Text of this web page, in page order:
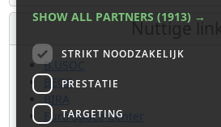
Nuttige links
B.USOC
BEOP
BIRA
Euro Space Center
SHOW ALL PARTNERS (1913) →
STRIKT NOODZAKELIJK
PRESTATIE
TARGETING